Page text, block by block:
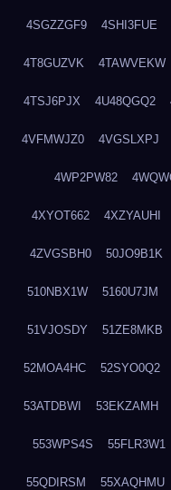
4SGZZGF9 4SHI3FUE
4T8GUZVK 4TAWVEKW
4TSJ6PJX 4U48QGQ2
4VFMWJZ0 4VGSLXPJ
4WP2PW82
4XYOT662 4XZYAUHI
4ZVGSBH0 50JO9B1K
510NBX1W 5160U7JM
51VJOSDY 51ZE8MKB
52MOA4HC 52SYO0Q2
53ATDBWI 53EKZAMH
553WPS4S 55FLR3W1
55QDIRSM 55XAQHMU